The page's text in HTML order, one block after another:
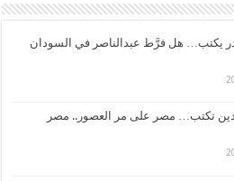
يكتب… هل فرَّط عبدالناصر في السودان
تكتب… مصر على مر العصور.. مصر